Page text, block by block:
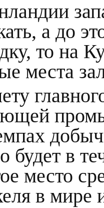
а до
то на
места
будет в
место
в мире